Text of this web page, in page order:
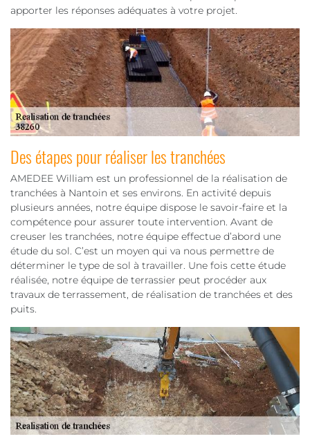
apporter les réponses adéquates à votre projet.
Des étapes pour réaliser les tranchées
AMEDEE William est un professionnel de la réalisation de
tranchées à Nantoin et ses environs. En activité depuis
plusieurs années, notre équipe dispose le savoir-faire et la
compétence pour assurer toute intervention. Avant de
creuser les tranchées, notre équipe effectue d’abord une
étude du sol. C’est un moyen qui va nous permettre de
déterminer le type de sol à travailler. Une fois cette étude
réalisée, notre équipe de terrassier peut procéder aux
travaux de terrassement, de réalisation de tranchées et des
puits.